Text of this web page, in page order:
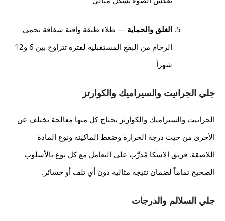
الغلق والحماية — طلاء طبقة واقية شفافة تحمي
الرخام من البقع المستقبلية لفترة تتراوح بين 6 و12
شهراً
جلي الجرانيت والسيراميك والكوارتز
الجرانيت والسيراميك والكوارتز يحتاج كل منها معالجة تختلف عن
الأخرى من حيث درجة الحرارة وضغط الماكينة ونوع المادة
اللاصقة. فريق الاسكا مُدرَّب على التعامل مع كل نوع بالأسلوب
الصحيح تماماً لضمان نتيجة مثالية دون أي تلف أو خسائر.
جلي السلالم والدرجات